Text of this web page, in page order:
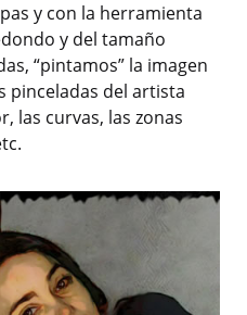
y con la herramienta
y del tamaño
“pintamos” la imagen
pinceladas del artista
las curvas, las zonas